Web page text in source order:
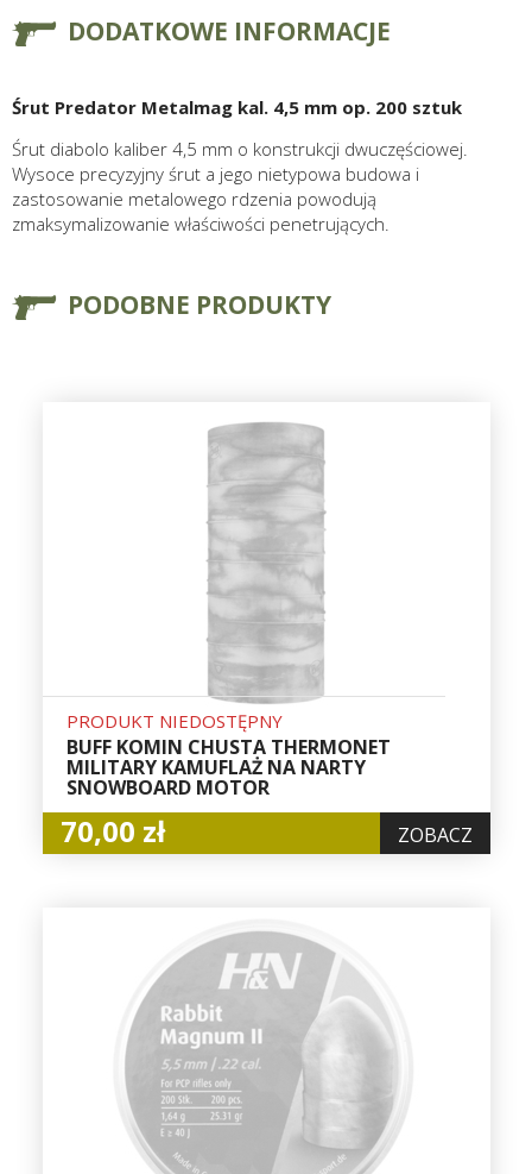
DODATKOWE INFORMACJE
Śrut Predator Metalmag kal. 4,5 mm op. 200 sztuk
Śrut diabolo kaliber 4,5 mm o konstrukcji dwuczęściowej.
Wysoce precyzyjny śrut a jego nietypowa budowa i
zastosowanie metalowego rdzenia powodują
zmaksymalizowanie właściwości penetrujących.
PODOBNE PRODUKTY
PRODUKT NIEDOSTĘPNY
BUFF KOMIN CHUSTA THERMONET
MILITARY KAMUFLAŻ NA NARTY
SNOWBOARD MOTOR
70,00 zł ZOBACZ